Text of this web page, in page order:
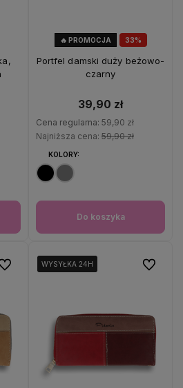
33%
🔥 PROMOCJA
Portfel damski duży beżowo-
czarny
39,90 zł
Cena regularna: 59,90 zł
Najniższa cena: 59,90 zł
KOLORY:
Do koszyka
ulubionychWYSYŁKA 24H
WYSYŁKA 24H
WYSYŁKA 24H Do